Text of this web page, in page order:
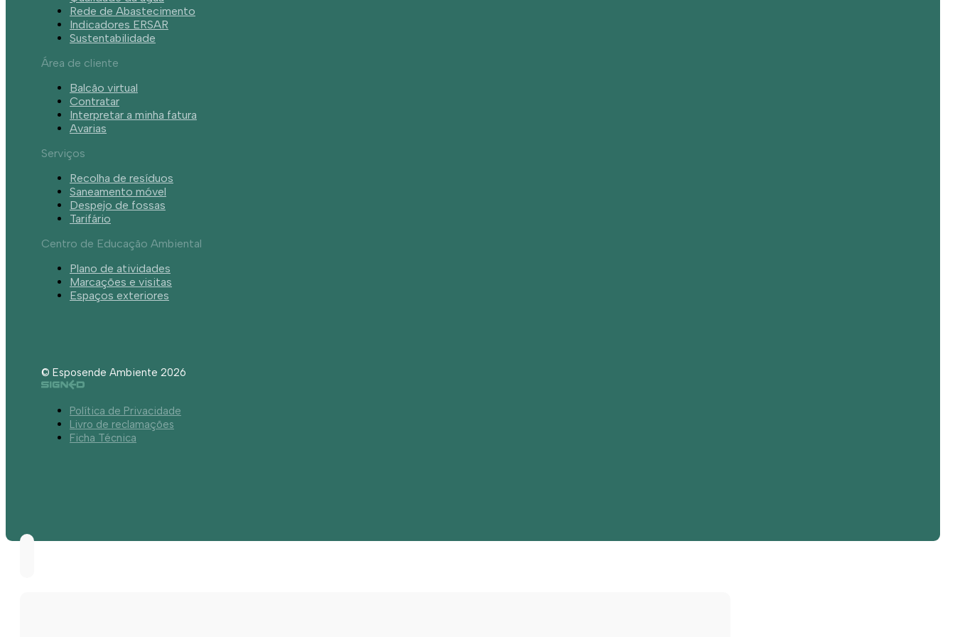
Rede de Abastecimento
Indicadores ERSAR
Sustentabilidade
Área de cliente
Balcão virtual
Contratar
Interpretar a minha fatura
Avarias
Serviços
Recolha de resíduos
Saneamento móvel
Despejo de fossas
Tarifário
Centro de Educação Ambiental
Plano de atividades
Marcações e visitas
Espaços exteriores
© Esposende Ambiente 2026
Política de Privacidade
Livro de reclamações
Ficha Técnica